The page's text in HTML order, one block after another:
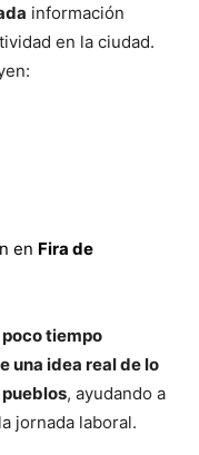
información
en la ciudad.
en Fira de
tiempo
una idea real de lo
pueblos, ayudando a
jornada laboral.